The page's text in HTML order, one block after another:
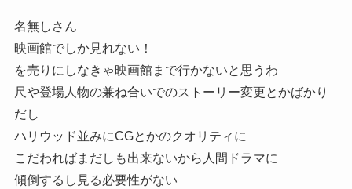
名無しさん
映画館でしか見れない！
を売りにしなきゃ映画館まで行かないと思うわ
尺や登場人物の兼ね合いでのストーリー変更とかばかり
だし
ハリウッド並みにCGとかのクオリティに
こだわればまだしも出来ないから人間ドラマに
傾倒するし見る必要性がない